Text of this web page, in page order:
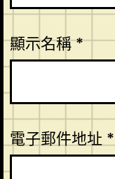
顯示名稱*
電子郵件地址*